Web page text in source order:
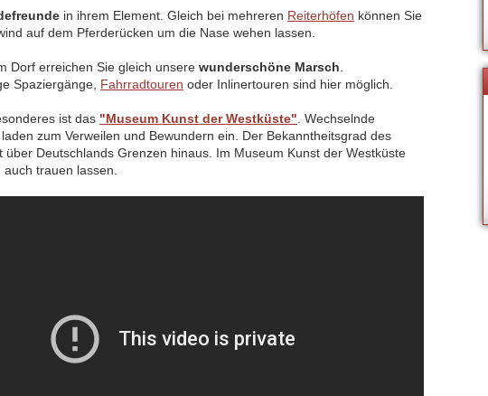
in ihrem Element. Gleich bei mehreren Reiterhöfen können Sie
auf dem Pferderücken um die Nase wehen lassen.
Dorf erreichen Sie gleich unsere wunderschöne Marsch
Spaziergänge, Fahrradtouren oder Inlinertouren sind hier möglich.
ist das "Museum Kunst der Westküste" . Wechselnde
zum Verweilen und Bewundern ein. Der Bekanntheitsgrad des
über Deutschlands Grenzen hinaus. Im Museum Kunst der Westküste
trauen lassen.